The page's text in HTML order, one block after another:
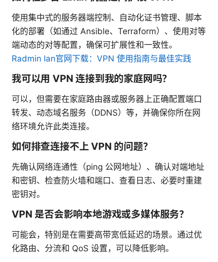
使用集中式的服务器端控制、自动化证书管理、脚本
化的部署（如通过 Ansible、Terraform）、使用对等
端动态的对等配置，确保可扩展性和一致性。
Radmin lan官网下载：VPN 使用指南与最佳实践
我可以用 VPN 连接到我的家庭网吗？
可以，但需要在家庭路由器或服务器上正确配置端口
转发、动态域名服务（DDNS）等，并确保你所在网
络环境允许此类连接。
如何排查连接不上 VPN 的问题？
先确认网络连通性（ping 公网地址）、确认对端地址
和密钥、检查防火墙和端口、查看日志、必要时重建
密钥对。
VPN 是否会影响本地游戏或多媒体服务？
可能会，特别是在需要高带宽低延迟的场景。通过优
化路由、分流和 QoS 设置，可以降低影响。